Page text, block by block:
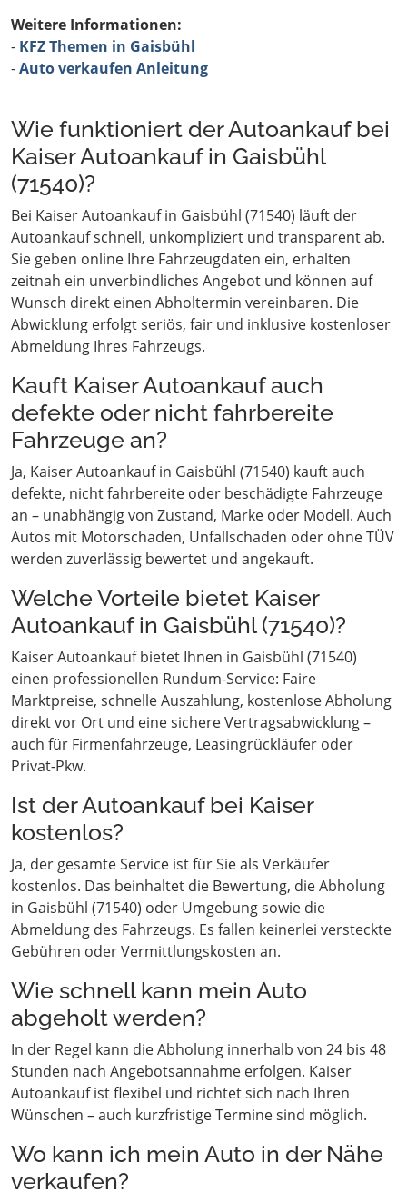
Weitere Informationen:
- KFZ Themen in Gaisbühl
-Auto verkaufen Anleitung
Wie funktioniert der Autoankauf bei
Kaiser Autoankauf in Gaisbühl
(71540)?
Bei Kaiser Autoankauf in Gaisbühl (71540) läuft der
Autoankauf schnell, unkompliziert und transparent ab.
Sie geben online Ihre Fahrzeugdaten ein, erhalten
zeitnah ein unverbindliches Angebot und können auf
Wunsch direkt einen Abholtermin vereinbaren. Die
Abwicklung erfolgt seriös, fair und inklusive kostenloser
Abmeldung Ihres Fahrzeugs.
Kauft Kaiser Autoankauf auch
defekte oder nicht fahrbereite
Fahrzeuge an?
Ja, Kaiser Autoankauf in Gaisbühl (71540) kauft auch
defekte, nicht fahrbereite oder beschädigte Fahrzeuge
an – unabhängig von Zustand, Marke oder Modell. Auch
Autos mit Motorschaden, Unfallschaden oder ohne TÜV
werden zuverlässig bewertet und angekauft.
Welche Vorteile bietet Kaiser
Autoankauf in Gaisbühl (71540)?
Kaiser Autoankauf bietet Ihnen in Gaisbühl (71540)
einen professionellen Rundum-Service: Faire
Marktpreise, schnelle Auszahlung, kostenlose Abholung
direkt vor Ort und eine sichere Vertragsabwicklung –
auch für Firmenfahrzeuge, Leasingrückläufer oder
Privat-Pkw.
Ist der Autoankauf bei Kaiser
kostenlos?
Ja, der gesamte Service ist für Sie als Verkäufer
kostenlos. Das beinhaltet die Bewertung, die Abholung
in Gaisbühl (71540) oder Umgebung sowie die
Abmeldung des Fahrzeugs. Es fallen keinerlei versteckte
Gebühren oder Vermittlungskosten an.
Wie schnell kann mein Auto
abgeholt werden?
In der Regel kann die Abholung innerhalb von 24 bis 48
Stunden nach Angebotsannahme erfolgen. Kaiser
Autoankauf ist flexibel und richtet sich nach Ihren
Wünschen – auch kurzfristige Termine sind möglich.
Wo kann ich mein Auto in der Nähe
verkaufen?